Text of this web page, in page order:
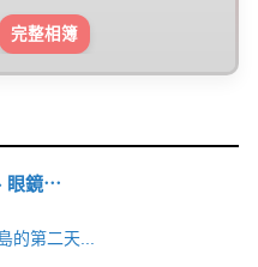
完整相簿
眼鏡⋯
的第二天...